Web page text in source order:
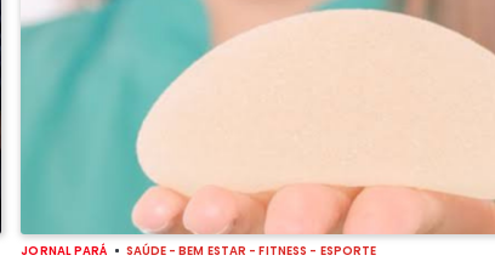
JORNAL PARÁ SAÚDE - BEM ESTAR - FITNESS - ESPORTE